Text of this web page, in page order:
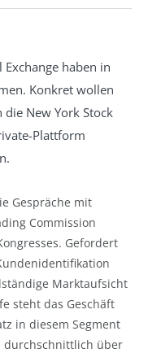
haben in
Konkret wollen
die New York Stock
Plattform
Gespräche mit
Commission
Gefordert
Marktaufsicht
steht das Geschäft
in diesem Segment
durchschnittlich über